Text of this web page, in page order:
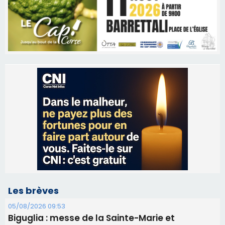
Les brèves
05/08/2026 09:53
Biguglia : messe de la Sainte-Marie et